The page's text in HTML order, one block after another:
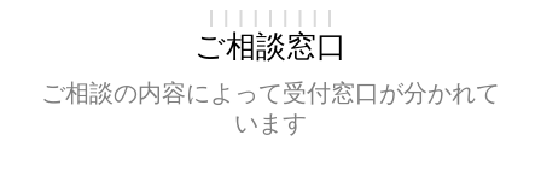
ご相談窓口
ご相談の内容によって受付窓口が分かれて
います